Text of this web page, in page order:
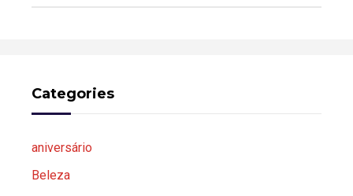
Categories
aniversário
Beleza